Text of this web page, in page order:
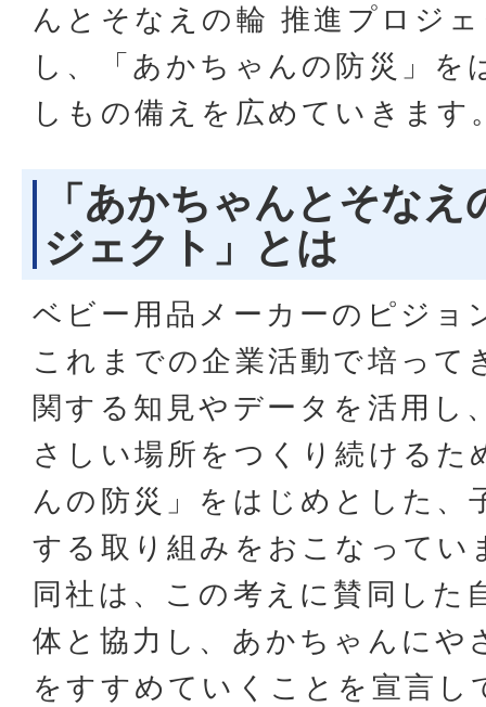
んとそなえの輪 推進プロジ
し、「あかちゃんの防災」を
しもの備えを広めていきます
「あかちゃんとそな
ジェクト」とは
ベビー用品メーカーのピジョ
これまでの企業活動で培って
関する知見やデータを活用し
さしい場所をつくり続けるた
んの防災」をはじめとした、
する取り組みをおこなってい
同社は、この考えに賛同した
体と協力し、あかちゃんにや
をすすめていくことを宣言し